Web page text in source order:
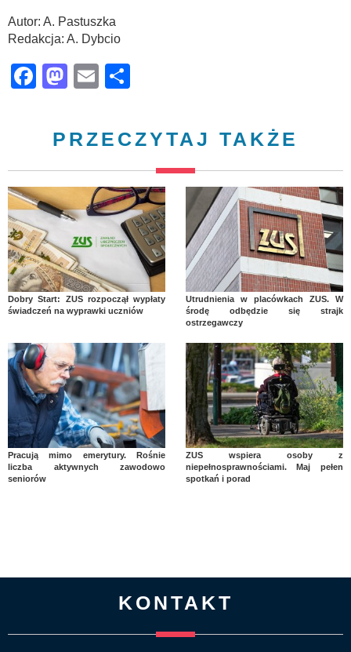
Autor: A. Pastuszka
Redakcja: A. Dybcio
Facebook
Mastodon
Email
PRZECZYTAJ TAKŻE
Dobry Start: ZUS rozpoczął wypłaty
świadczeń na wyprawki uczniów
Utrudnienia w placówkach ZUS. W
środę odbędzie się strajk
ostrzegawczy
Pracują mimo emerytury. Rośnie
liczba aktywnych zawodowo
seniorów
ZUS wspiera osoby z
niepełnosprawnościami. Maj pełen
spotkań i porad
KONTAKT